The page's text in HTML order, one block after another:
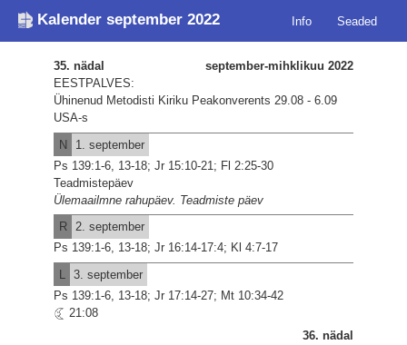
Kalender september 2022 Info Seaded
35. nädal
september-mihklikuu 2022
EESTPALVES:
Ühinenud Metodisti Kiriku Peakonverents 29.08 - 6.09
USA-s
N
1. september
Ps 139:1-6, 13-18; Jr 15:10-21; Fl 2:25-30
Teadmistepäev
Ülemaailmne rahupäev. Teadmiste päev
R
2. september
Ps 139:1-6, 13-18; Jr 16:14-17:4; Kl 4:7-17
3. september
Ps 139:1-6, 13-18; Jr 17:14-27; Mt 10:34-42
21:08
36. nädal